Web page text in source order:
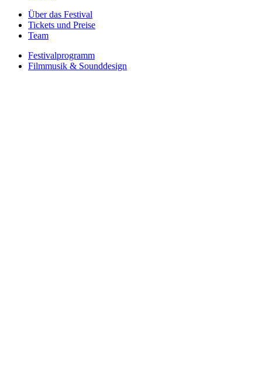
Über das Festival
Tickets und Preise
Team
Festivalprogramm
Filmmusik & Sounddesign